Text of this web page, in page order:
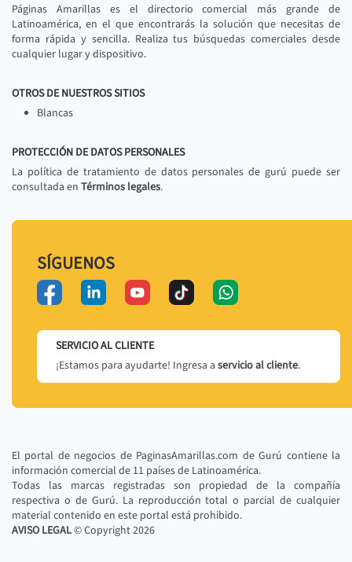
Páginas Amarillas es el directorio comercial más grande de
Latinoamérica, en el que encontrarás la solución que necesitas de
forma rápida y sencilla. Realiza tus búsquedas comerciales desde
cualquier lugar y dispositivo.
OTROS DE NUESTROS SITIOS
Blancas
PROTECCIÓN DE DATOS PERSONALES
La política de tratamiento de datos personales de gurú puede ser
consultada en Términos legales.
SÍGUENOS
SERVICIO AL CLIENTE
¡Estamos para ayudarte! Ingresa a servicio al cliente.
El portal de negocios de PaginasAmarillas.com de Gurú contiene la
información comercial de 11 países de Latinoamérica.
Todas las marcas registradas son propiedad de la compañía
respectiva o de Gurú. La reproducción total o parcial de cualquier
material contenido en este portal está prohibido.
AVISO LEGAL© Copyright2026